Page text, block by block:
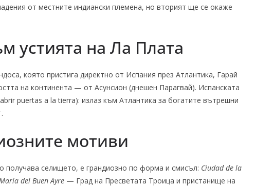
от местните индиански племена, но вторият ще се окаже
устията на Ла Плата
която пристига директно от Испания през Атлантика, Гарай
на континента — от Асунсион (днешен Парагвай). Испанската
puertas a la tierra): излаз към Атлантика за богатите вътрешни
мотиви
селището, е грандиозно по форма и смисъл: Ciudad de la
del Buen Ayre — Град на Пресветата Троица и пристанище на